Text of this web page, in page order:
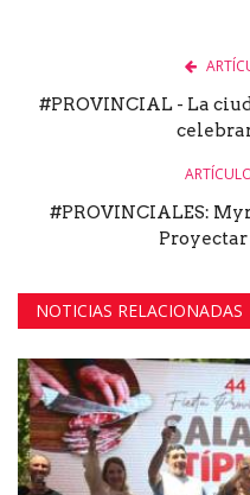
#PROVINCIAL - La
#PROVINCIALES:
Proyectar
NOTICIAS RELACIONADAS